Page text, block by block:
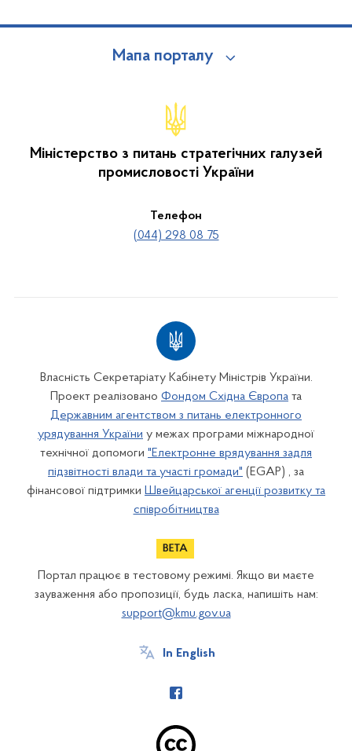
Мапа порталу
Міністерство з питань стратегічних галузей
промисловості України
Телефон
(044) 298 08 75
Власність Секретаріату Кабінету Міністрів України.
Проект реалізовано Фондом Східна Європа та
Державним агентством з питань електронного
урядування України у межах програми міжнародної
технічної допомоги "Електронне врядування задля
підзвітності влади та участі громади" (EGAP) , за
фінансової підтримки Швейцарської агенції розвитку та
співробітництва
Портал працює в тестовому режимі. Якщо ви маєте
зауваження або пропозиції, будь ласка, напишіть нам:
support@kmu.gov.ua
In English